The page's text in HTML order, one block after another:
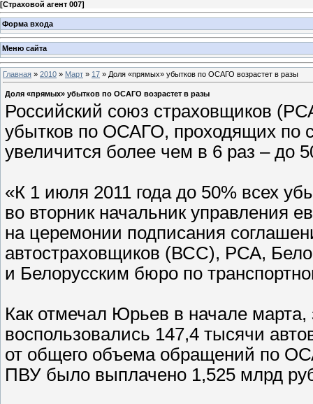
[Страховой агент 007]
Форма входа
Меню сайта
Главная » 2010 » Март » 17 » Доля «прямых» убытков по ОСАГО возрастет в разы
Доля «прямых» убытков по ОСАГО возрастет в разы
Российский союз страховщиков
убытков по ОСАГО, проходящих по
увеличится более чем в 6 раз – до
«К 1 июля 2011 года до 50% всех
во вторник начальник управления
на церемонии подписания
автостраховщиков (ВСС), РСА,
и Белорусским бюро по
Как отмечал Юрьев в начале
воспользовались 147,4 тысячи
от общего объема обращений по
ПВУ было выплачено 1,525 млрд